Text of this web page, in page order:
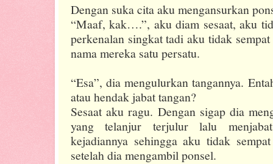
Dengan suka cita aku mengansurkan
“Maaf, kak….”, aku diam sesaat, aku
perkenalan singkat tadi aku tidak
nama mereka satu persatu.
“Esa”, dia mengulurkan tangannya.
atau hendak jabat tangan?
Sesaat aku ragu. Dengan sigap dia
yang telanjur terjulur lalu
kejadiannya sehingga aku tidak
setelah dia mengambil ponsel.